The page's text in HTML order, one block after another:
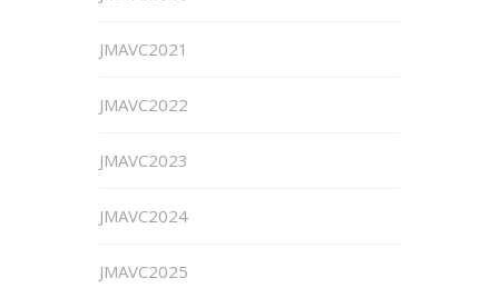
JMAVC2021
JMAVC2022
JMAVC2023
JMAVC2024
JMAVC2025